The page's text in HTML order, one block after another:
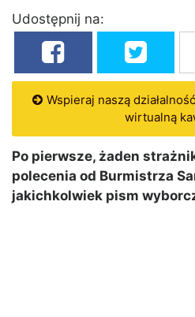
Udostępnij na:
Wspieraj naszą
wirtualną
Po pierwsze, żaden
polecenia od Burmistrza
jakichkolwiek pism